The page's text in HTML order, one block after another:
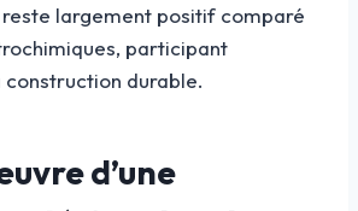
largement positif comparé
participant
durable.
d’une